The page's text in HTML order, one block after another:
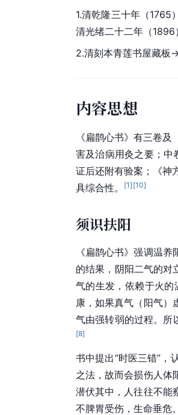
1.清乾隆三十年（1765
清光绪二十二年（
2.清刻本青莲书屋藏
内容思想
《扁鹊心书》有三卷
害及治病用灸之要；
证后还附有验案；《神
具综合性。
[1] [10]
须识扶阳
《扁鹊心书》强调温
的结果，阴阳二气的对
气的生发，依赖于火
康，如果真气（阳气）
气由强转弱的过程。所
[8]
书中提出“时医三错”，
之法，故而会损伤人体
潜伏其中，人往往不能
不脾胃受伤，生命垂危